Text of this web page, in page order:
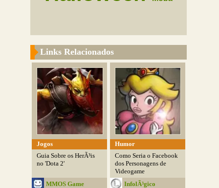
Links Relacionados
Jogos
Guia Sobre os HerÃ³is
no 'Dota 2'
MMOS Game
Humor
Como Seria o Facebook
dos Personagens de
Videogame
InfolÃ³gico